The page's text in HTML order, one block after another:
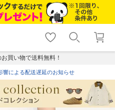
shopping_cart lock_outline
ログイン
買い物で送料無料！
響による配送遅延のお知らせ